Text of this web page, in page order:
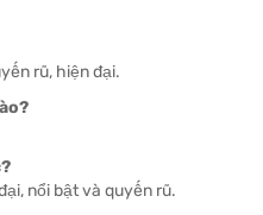
rũ, hiện đại.
nổi bật và quyến rũ.